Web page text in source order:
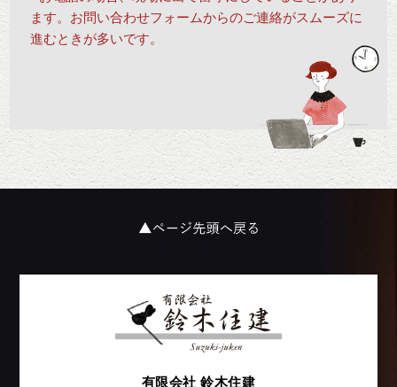
ます。お問い合わせフォームからのご連絡がスムーズに
進むときが多いです。
有限会社 鈴木住建